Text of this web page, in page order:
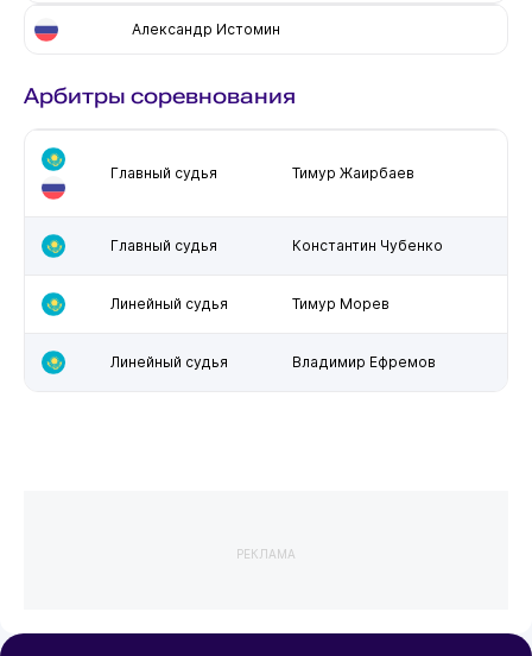
Александр Истомин
Арбитры соревнования
Главный судья Тимур Жаирбаев
Главный судья Константин Чубенко
Линейный судья Тимур Морев
Линейный судья Владимир Ефремов
РЕКЛАМА